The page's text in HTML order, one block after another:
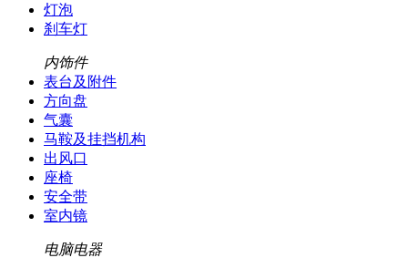
灯泡
刹车灯
内饰件
表台及附件
方向盘
气囊
马鞍及挂挡机构
出风口
座椅
安全带
室内镜
电脑电器